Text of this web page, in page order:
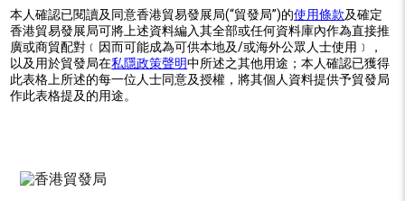
本人確認已閱讀及同意香港貿易發展局(“貿發局”)的使用條款及確定
香港貿易發展局可將上述資料編入其全部或任何資料庫內作為直接推
廣或商貿配對﹝因而可能成為可供本地及/或海外公眾人士使用﹞，
以及用於貿發局在私隱政策聲明中所述之其他用途；本人確認已獲得
此表格上所述的每一位人士同意及授權，將其個人資料提供予貿發局
作此表格提及的用途。